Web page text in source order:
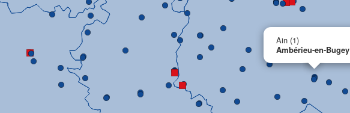
Ain (1)
Ambérieu-en-Bugey